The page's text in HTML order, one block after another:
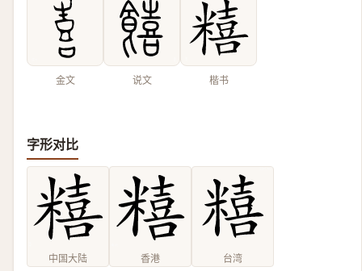
金文 说文 楷书
字形对比
中国大陆 香港 台湾